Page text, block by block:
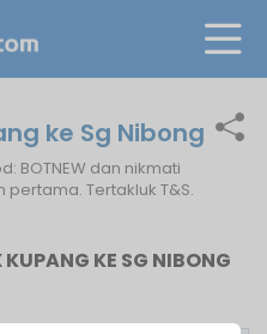
ke Sg Nibong
BOTNEW dan nikmati
pertama. Tertakluk T&S.
KE SG NIBONG